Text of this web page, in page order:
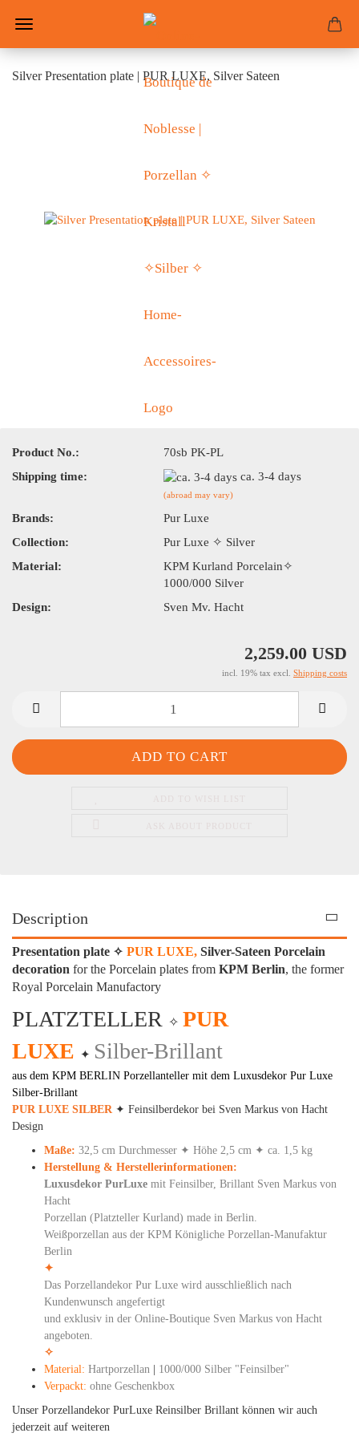
Silver Presentation plate | PUR LUXE, Silver Sateen
Product No.:
70sb PK-PL
Shipping time:
ca. 3-4 days
(abroad may vary)
Brands:
Pur Luxe
Collection:
Pur Luxe ✧ Silver
Material:
KPM Kurland Porcelain✧
1000/000 Silver
Design:
Sven Mv. Hacht
2,259.00 USD
incl. 19% tax excl. Shipping costs
Description
Presentation plate ✧ PUR LUXE, Silver-Sateen Porcelain
decoration for the Porcelain plates from KPM Berlin, the former
Royal Porcelain Manufactory
PLATZTELLER ✧ PUR
LUXE ✦ Silber-Brillant
aus dem KPM BERLIN Porzellanteller mit dem Luxusdekor Pur Luxe
Silber-Brillant
PUR LUXE SILBER ✦ Feinsilberdekor bei Sven Markus von Hacht
Design
Maße: 32,5 cm Durchmesser ✦ Höhe 2,5 cm ✦ ca. 1,5 kg
Herstellung & Herstellerinformationen:
Luxusdekor PurLuxe mit Feinsilber, Brillant Sven Markus von
Hacht
Porzellan (Platzteller Kurland) made in Berlin.
Weißporzellan aus der KPM Königliche Porzellan-Manufaktur
Berlin
✦
Das Porzellandekor Pur Luxe wird ausschließlich nach
Kundenwunsch angefertigt
und exklusiv in der Online-Boutique Sven Markus von Hacht
angeboten.
✧
Material: Hartporzellan
1000/000 Silber "Feinsilber"
Verpackt: ohne Geschenkbox
Unser Porzellandekor PurLuxe Reinsilber Brillant können wir auch
jederzeit auf weiteren